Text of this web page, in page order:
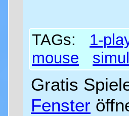
TAGs: 1-
mouse
Gratis
Fenster